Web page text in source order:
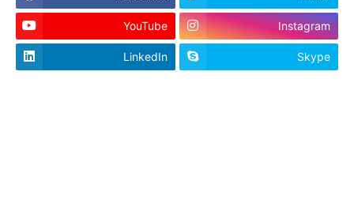
YouTube Instagram
LinkedIn Skype